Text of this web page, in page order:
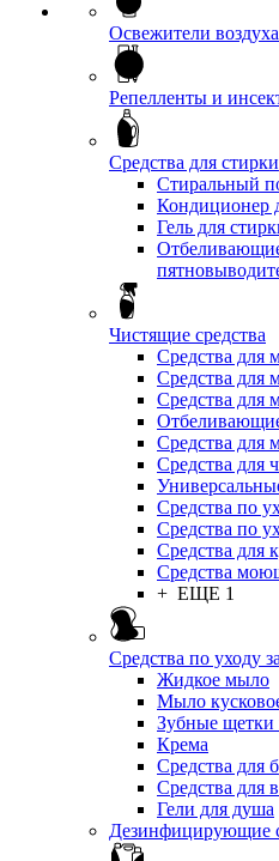
Освежители
Репелленты и
Средства для стирки
Стиральный
Кондиционер
Гель для
Чистящие средства
Средства для
Средства для
Средства для
Средства для
Средства для
Средства по
Средства по
Средства для
Средства
+ ЕЩЕ 1
Средства по уходу
Жидкое мыло
Мыло
Зубные щетки
Крема
Средства для
Средства для
Гели для душа
Дезинфицирующие